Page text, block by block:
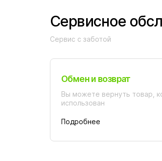
Сервисное
Сервис с заботой
Обмен и возврат
Вы можете вернуть товар,
использован
Подробнее